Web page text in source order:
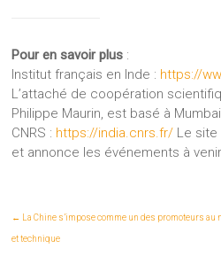
Pour en savoir plus :
Institut français en Inde : https://
L’attaché de coopération
Philippe Maurin, est basé à Mumbai.
CNRS : https://india.cnrs.fr/ Le site
et annonce les événements à venir
← La Chine s’impose comme un des promoteurs
et technique